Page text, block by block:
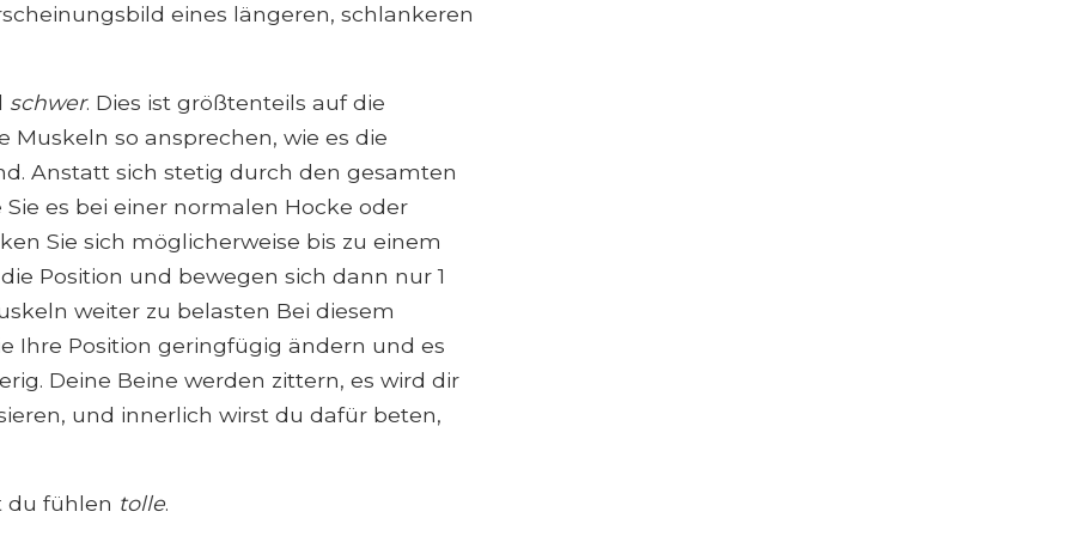
eines längeren, schlankeren
schwer. Dies ist größtenteils auf die
Muskeln so ansprechen, wie es die
Anstatt sich stetig durch den gesamten
es bei einer normalen Hocke oder
Sie sich möglicherweise bis zu einem
Position und bewegen sich dann nur 1
weiter zu belasten Bei diesem
Ihre Position geringfügig ändern und es
Deine Beine werden zittern, es wird dir
und innerlich wirst du dafür beten,
du fühlen tolle.